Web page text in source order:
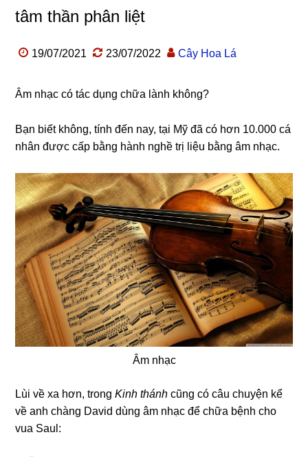
tâm thần phân liệt
19/07/2021 23/07/2022 Cây Hoa Lá
Âm nhạc có tác dụng chữa lành không?
Bạn biết không, tính đến nay, tại Mỹ đã có hơn 10.000 cá
nhân được cấp bằng hành nghề trị liệu bằng âm nhạc.
Âm nhạc
Lùi về xa hơn, trongKinh thánh cũng có câu chuyện kể
về anh chàng David dùng âm nhạc để chữa bệnh cho
vua Saul: